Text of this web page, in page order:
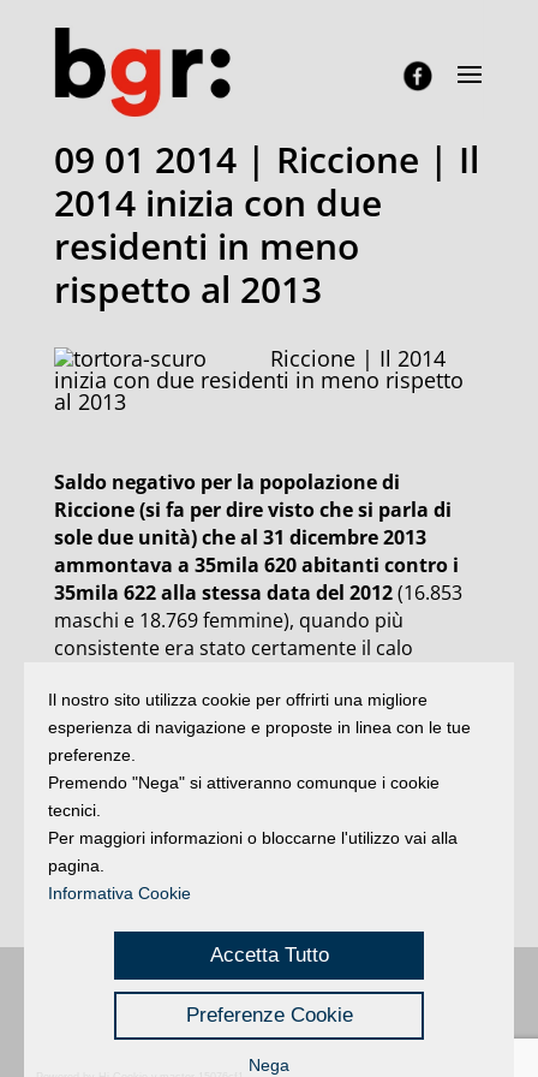
09 01 2014 | Riccione | Il
2014 inizia con due
residenti in meno
rispetto al 2013
Riccione | Il 2014
inizia con due residenti in meno rispetto
al 2013
Saldo negativo per la popolazione di
Riccione (si fa per dire visto che si parla di
sole due unità) che al 31 dicembre 2013
ammontava a 35mila 620 abitanti contro i
35mila 622 alla stessa data del 2012(16.853
maschi e 18.769 femmine), quando più
consistente era stato certamente il calo
e 35.543 a fine 2009).
I dati sono stati diffusi oggi dal Comune. Nel
corso del 2013 sono state 266 le nascite (147
maschi e 119 femmine) e 349 i decessi, 1.236 gli
immigrati e 1.154 gli emigrati. Si sono celebrati
119 matrimoni (115 nel 2012, 98 nel 2011 e 99
nel 2010) di cui 78 civili e 41 religiosi (59 nel
2012, 45 sia nel 2011 sia nel 2010).
Buongiorno:Riminié una testata registrata presso il Tribunale di Rimini
registrazione n. 2 /28/02/2012| © 2024 buongiornoRimini
Privacy | Credits
Il nostro sito utilizza cookie per offrirti una migliore
esperienza di navigazione e proposte in linea con le tue
preferenze.
Premendo "Nega" si attiveranno comunque i cookie
tecnici.
Per maggiori informazioni o bloccarne l'utilizzo vai alla
pagina.
Informativa Cookie
Accetta Tutto
Preferenze Cookie
Nega